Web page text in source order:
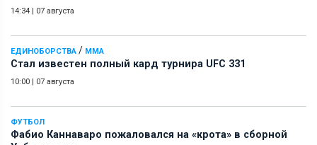
14:34 | 07 августа
ЕДИНОБОРСТВА / ММА
Стал известен полный кард турнира UFC 331
10:00 | 07 августа
ФУТБОЛ
Фабио Каннаваро пожаловался на «крота» в сборной